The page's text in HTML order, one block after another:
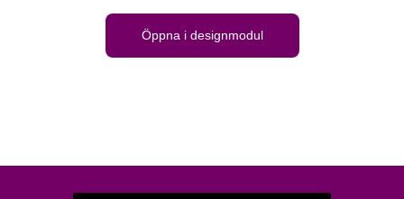
Öppna i designmodul